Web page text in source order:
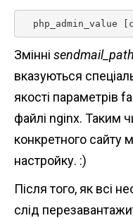
php_admin_value
Змінні sendmail_path
вказуються
якості параметрів
файлі nginx. Таким
конкретного сайту
настройку. :)
Після того, як всі
слід